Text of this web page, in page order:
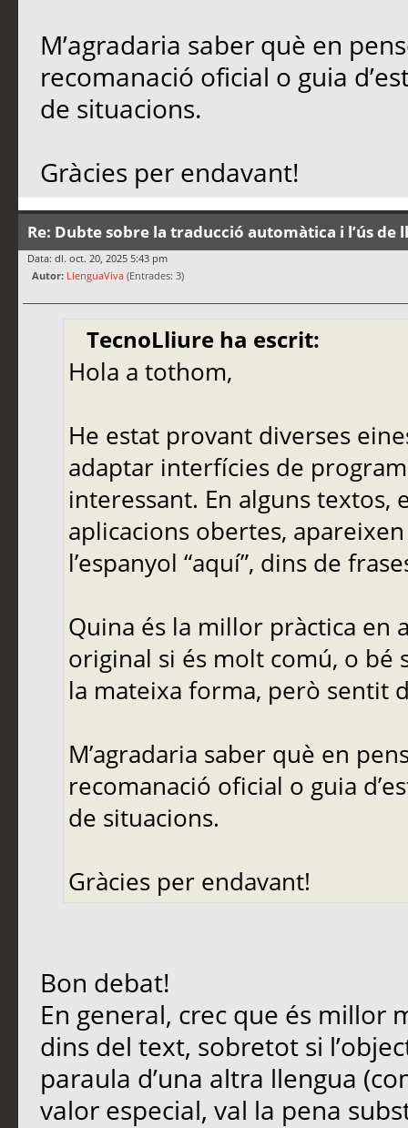
M’agradaria saber què en
recomanació oficial o guia
de situacions.
Gràcies per endavant!
Re: Dubte sobre la traducció automàtica i l’ús de
Data: dl. oct. 20, 2025 5:43 pm
Autor: LlenguaViva (Entrades: 3)
TecnoLliure ha escrit:
Hola a tothom,
He estat provant diverses
adaptar interfícies de
interessant. En alguns
aplicacions obertes,
l’espanyol “aquí”, dins de
Quina és la millor pràctica en
original si és molt comú, o
la mateixa forma, però sentit
M’agradaria saber què en
recomanació oficial o guia
de situacions.
Gràcies per endavant!
Bon debat!
En general, crec que és millor
dins del text, sobretot si
paraula d’una altra llengua
valor especial, val la pena